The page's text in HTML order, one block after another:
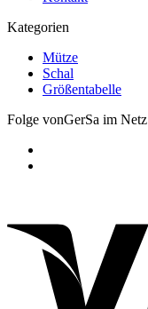
Kategorien
Mütze
Schal
Größentabelle
Folge vonGerSa im Netz